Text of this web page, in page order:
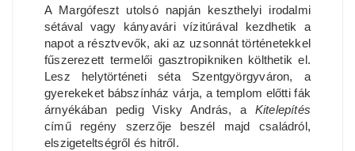
A Margófeszt utolsó napján keszthelyi irodalmi
sétával vagy kányavári vízitúrával kezdhetik a
napot a résztvevők, aki az uzsonnát történetekkel
fűszerezett termelői gasztropikniken költhetik el.
Lesz helytörténeti séta Szentgyörgyváron, a
gyerekeket bábszínház várja, a templom előtti fák
árnyékában pedig Visky András, a Kitelepítés
című regény szerzője beszél majd családról,
elszigeteltségről és hitről.